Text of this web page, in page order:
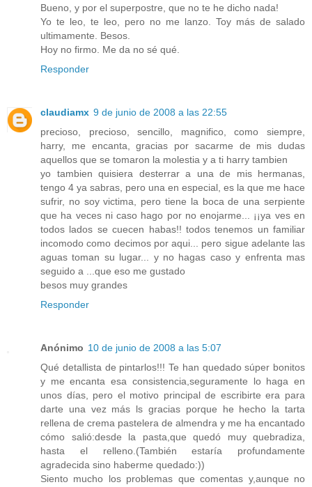
Bueno, y por el superpostre, que no te he dicho nada!
Yo te leo, te leo, pero no me lanzo. Toy más de salado
ultimamente. Besos.
Hoy no firmo. Me da no sé qué.
Responder
claudiamx 9 de junio de 2008 a las 22:55
precioso, precioso, sencillo, magnifico, como siempre,
harry, me encanta, gracias por sacarme de mis dudas
aquellos que se tomaron la molestia y a ti harry tambien
yo tambien quisiera desterrar a una de mis hermanas,
tengo 4 ya sabras, pero una en especial, es la que me hace
sufrir, no soy victima, pero tiene la boca de una serpiente
que ha veces ni caso hago por no enojarme... ¡¡ya ves en
todos lados se cuecen habas!! todos tenemos un familiar
incomodo como decimos por aqui... pero sigue adelante las
aguas toman su lugar... y no hagas caso y enfrenta mas
seguido a ...que eso me gustado
besos muy grandes
Responder
Anónimo 10 de junio de 2008 a las 5:07
Qué detallista de pintarlos!!! Te han quedado súper bonitos
y me encanta esa consistencia,seguramente lo haga en
unos días, pero el motivo principal de escribirte era para
darte una vez más ls gracias porque he hecho la tarta
rellena de crema pastelera de almendra y me ha encantado
cómo salió:desde la pasta,que quedó muy quebradiza,
hasta el relleno.(También estaría profundamente
agradecida sino haberme quedado:))
Siento mucho los problemas que comentas y,aunque no